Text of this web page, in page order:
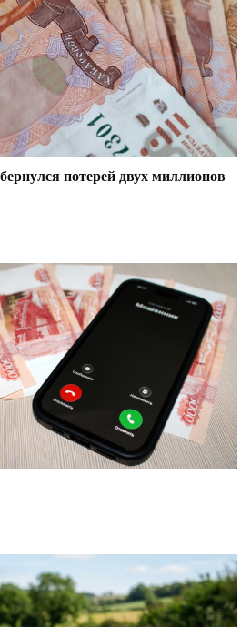
потерей двух миллионов